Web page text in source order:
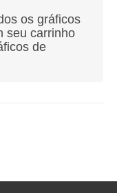
os gráficos
seu carrinho
de